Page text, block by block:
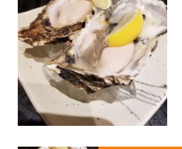
Close